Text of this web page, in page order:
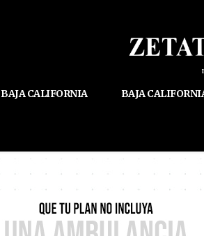
BAJA CALIFORNIA BAJA